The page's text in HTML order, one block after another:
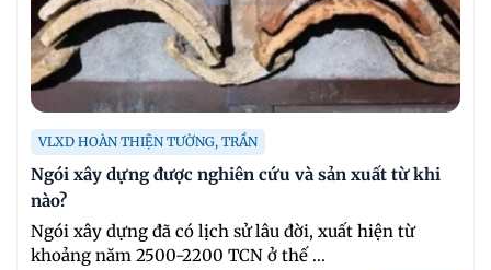
VLXD HOÀN THIỆN TƯỜNG, TRẦN
Ngói xây dựng được nghiên cứu và sản xuất từ khi
nào?
Ngói xây dựng đã có lịch sử lâu đời, xuất hiện từ
khoảng năm 2500-2200 TCN ở thế ...